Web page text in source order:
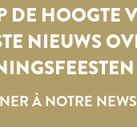
DE HOOGTE
NIEUWS
À NOTRE